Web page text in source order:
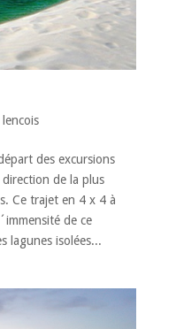
lencois
des excursions
direction de la plus
Ce trajet en 4 x 4 à
de ce
lagunes isolées...